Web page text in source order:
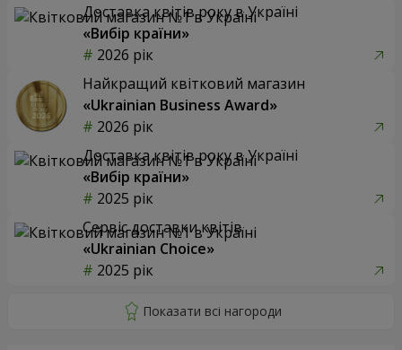
Доставка квітів року в Україні
«Вибір країни»
2026 рік
Найкращий квітковий магазин
«Ukrainian Business Award»
2026 рік
Доставка квітів року в Україні
«Вибір країни»
2025 рік
Сервіс доставки квітів
«Ukrainian Choice»
2025 рік